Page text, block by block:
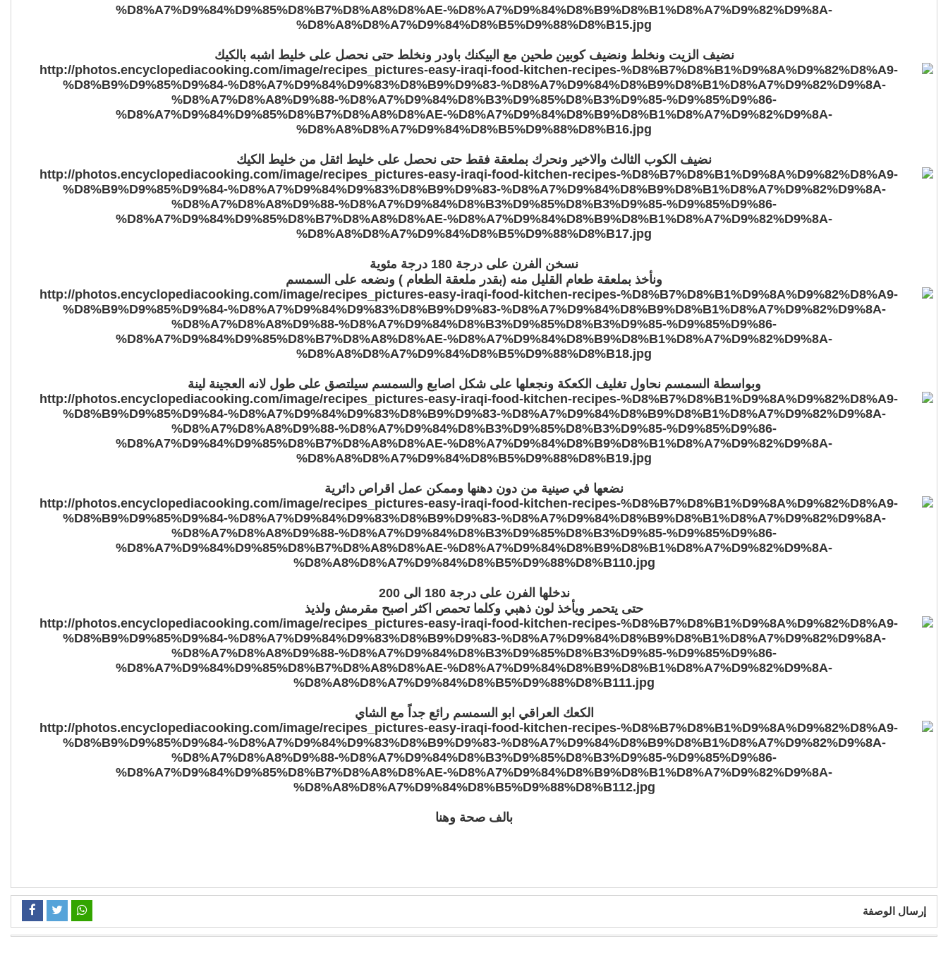
نضيف الزيت ونخلط ونضيف كوبين طحين مع البيكنك باودر ونخلط حتى نحصل على خليط اشبه بالكيك
نضيف الكوب الثالث والاخير ونحرك بملعقة فقط حتى نحصل على خليط اثقل من خليط الكيك
نسخن الفرن على درجة 180 درجة مئوية
ونأخذ بملعقة طعام القليل منه (بقدر ملعقة الطعام ) ونضعه على السمسم
وبواسطة السمسم نحاول تغليف الكعكة ونجعلها على شكل اصابع والسمسم سيلتصق على طول لانه العجينة لينة
نضعها في صينية من دون دهنها وممكن عمل اقراص دائرية
ندخلها الفرن على درجة 180 الى 200
حتى يتحمر ويأخذ لون ذهبي وكلما تحمص اكثر اصبح مقرمش ولذيذ
الكعك العراقي ابو السمسم رائع جداً مع الشاي
بالف صحة وهنا
إرسال الوصفة